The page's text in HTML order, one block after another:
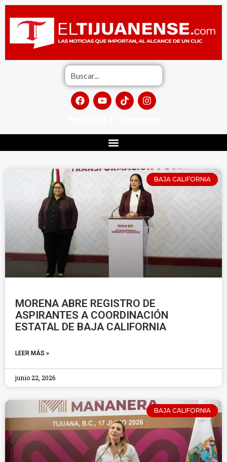
BAJA CALIFORNIA
MORENA ABRE REGISTRO DE
ASPIRANTES A COORDINACIÓN
ESTATAL DE BAJA CALIFORNIA
LEER MÁS »
junio 22, 2026
BAJA CALIFORNIA